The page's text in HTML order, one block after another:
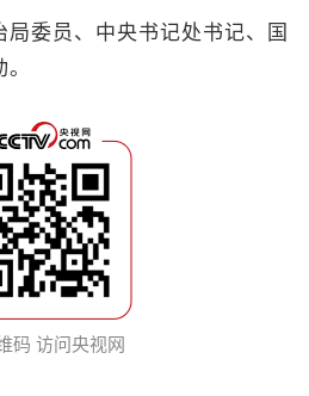
委员、中央书记处书记、国
码 访问央视网